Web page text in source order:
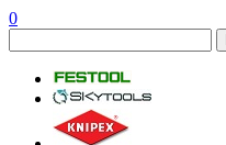
0